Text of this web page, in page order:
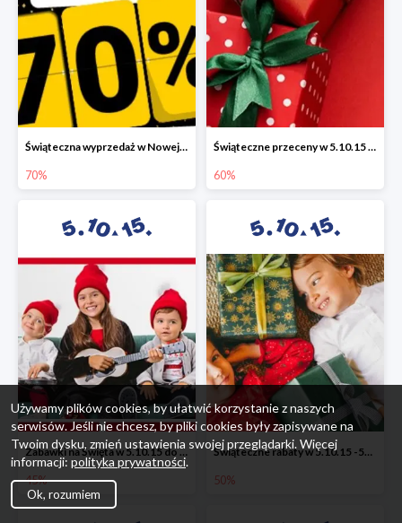
Świąteczna wyprzedaż w Nowej Erze - National Geographic Learning -70%
70%
Świąteczne przeceny w 5.10.15 - wszystkie ubrania -60%
60%
Zabawki na Święta w 5.10.15 do -45%
45%
Świąteczne rabaty w 5.10.15 -50%
50%
Używamy plików cookies, by ułatwić korzystanie z naszych
serwisów. Jeśli nie chcesz, by pliki cookies były zapisywane na
Twoim dysku, zmień ustawienia swojej przeglądarki. Więcej
informacji: polityka prywatności.
Ok, rozumiem